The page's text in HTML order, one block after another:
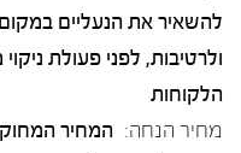
להשאיר את הנעליים
ולרטיבות, לפני פעולת
הלקוחות
מחיר הנחה: המחיר